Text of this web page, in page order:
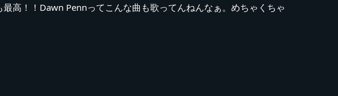
高！！Dawn Pennってこんな曲も歌ってんねんなぁ。めちゃくちゃ